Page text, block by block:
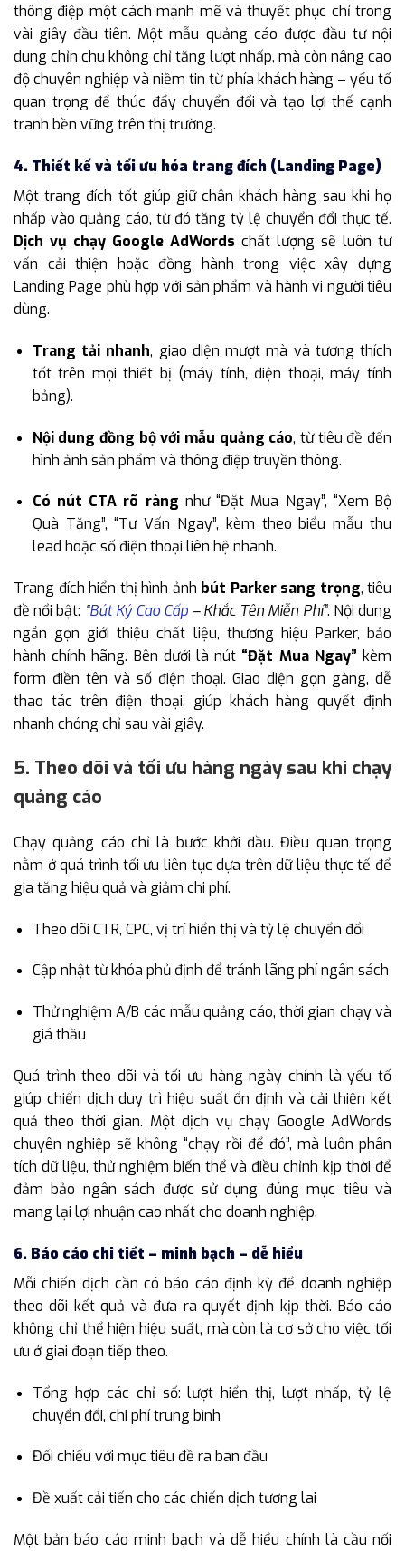
thông điệp một cách mạnh mẽ và thuyết phục chỉ trong
vài giây đầu tiên. Một mẫu quảng cáo được đầu tư nội
dung chỉn chu không chỉ tăng lượt nhấp, mà còn nâng cao
độ chuyên nghiệp và niềm tin từ phía khách hàng – yếu tố
quan trọng để thúc đẩy chuyển đổi và tạo lợi thế cạnh
tranh bền vững trên thị trường.
4. Thiết kế và tối ưu hóa trang đích (Landing Page)
Một trang đích tốt giúp giữ chân khách hàng sau khi họ
nhấp vào quảng cáo, từ đó tăng tỷ lệ chuyển đổi thực tế.
Dịch vụ chạy Google AdWords chất lượng sẽ luôn tư
vấn cải thiện hoặc đồng hành trong việc xây dựng
Landing Page phù hợp với sản phẩm và hành vi người tiêu
dùng.
Trang tải nhanh, giao diện mượt mà và tương thích
tốt trên mọi thiết bị (máy tính, điện thoại, máy tính
bảng).
Nội dung đồng bộ với mẫu quảng cáo, từ tiêu đề đến
hình ảnh sản phẩm và thông điệp truyền thông.
Có nút CTA rõ ràng như “Đặt Mua Ngay”, “Xem Bộ
Quà Tặng”, “Tư Vấn Ngay”, kèm theo biểu mẫu thu
lead hoặc số điện thoại liên hệ nhanh.
Trang đích hiển thị hình ảnh bút Parker sang trọng, tiêu
đề nổi bật: “Bút Ký Cao Cấp – Khắc Tên Miễn Phí”. Nội dung
ngắn gọn giới thiệu chất liệu, thương hiệu Parker, bảo
hành chính hãng. Bên dưới là nút “Đặt Mua Ngay” kèm
form điền tên và số điện thoại. Giao diện gọn gàng, dễ
thao tác trên điện thoại, giúp khách hàng quyết định
nhanh chóng chỉ sau vài giây.
5. Theo dõi và tối ưu hàng ngày sau khi chạy
quảng cáo
Chạy quảng cáo chỉ là bước khởi đầu. Điều quan trọng
nằm ở quá trình tối ưu liên tục dựa trên dữ liệu thực tế để
gia tăng hiệu quả và giảm chi phí.
Theo dõi CTR, CPC, vị trí hiển thị và tỷ lệ chuyển đổi
Cập nhật từ khóa phủ định để tránh lãng phí ngân sách
Thử nghiệm A/B các mẫu quảng cáo, thời gian chạy và
giá thầu
Quá trình theo dõi và tối ưu hàng ngày chính là yếu tố
giúp chiến dịch duy trì hiệu suất ổn định và cải thiện kết
quả theo thời gian. Một dịch vụ chạy Google AdWords
chuyên nghiệp sẽ không “chạy rồi để đó”, mà luôn phân
tích dữ liệu, thử nghiệm biến thể và điều chỉnh kịp thời để
đảm bảo ngân sách được sử dụng đúng mục tiêu và
mang lại lợi nhuận cao nhất cho doanh nghiệp.
6. Báo cáo chi tiết – minh bạch – dễ hiểu
Mỗi chiến dịch cần có báo cáo định kỳ để doanh nghiệp
theo dõi kết quả và đưa ra quyết định kịp thời. Báo cáo
không chỉ thể hiện hiệu suất, mà còn là cơ sở cho việc tối
ưu ở giai đoạn tiếp theo.
Tổng hợp các chỉ số: lượt hiển thị, lượt nhấp, tỷ lệ
chuyển đổi, chi phí trung bình
Đối chiếu với mục tiêu đề ra ban đầu
Đề xuất cải tiến cho các chiến dịch tương lai
Một bản báo cáo minh bạch và dễ hiểu chính là cầu nối